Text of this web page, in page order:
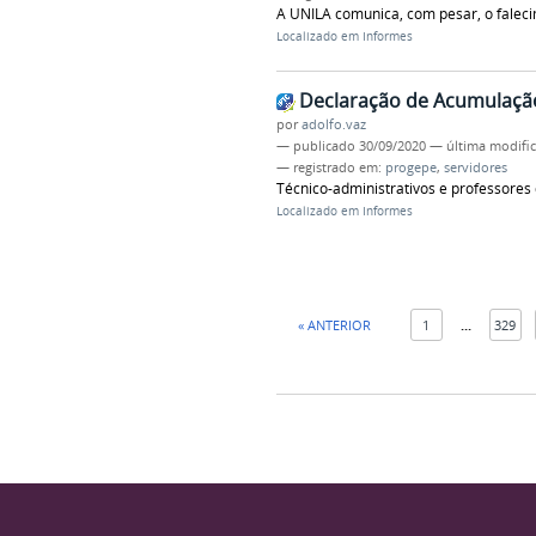
A UNILA comunica, com pesar, o
Localizado em Informes
Declaração de
poradolfo.vaz
— publicado 30/09/2020 — última
— registrado em: progepe, servidores
Técnico-administrativos e
Localizado em Informes
« ANTERIOR 1 329